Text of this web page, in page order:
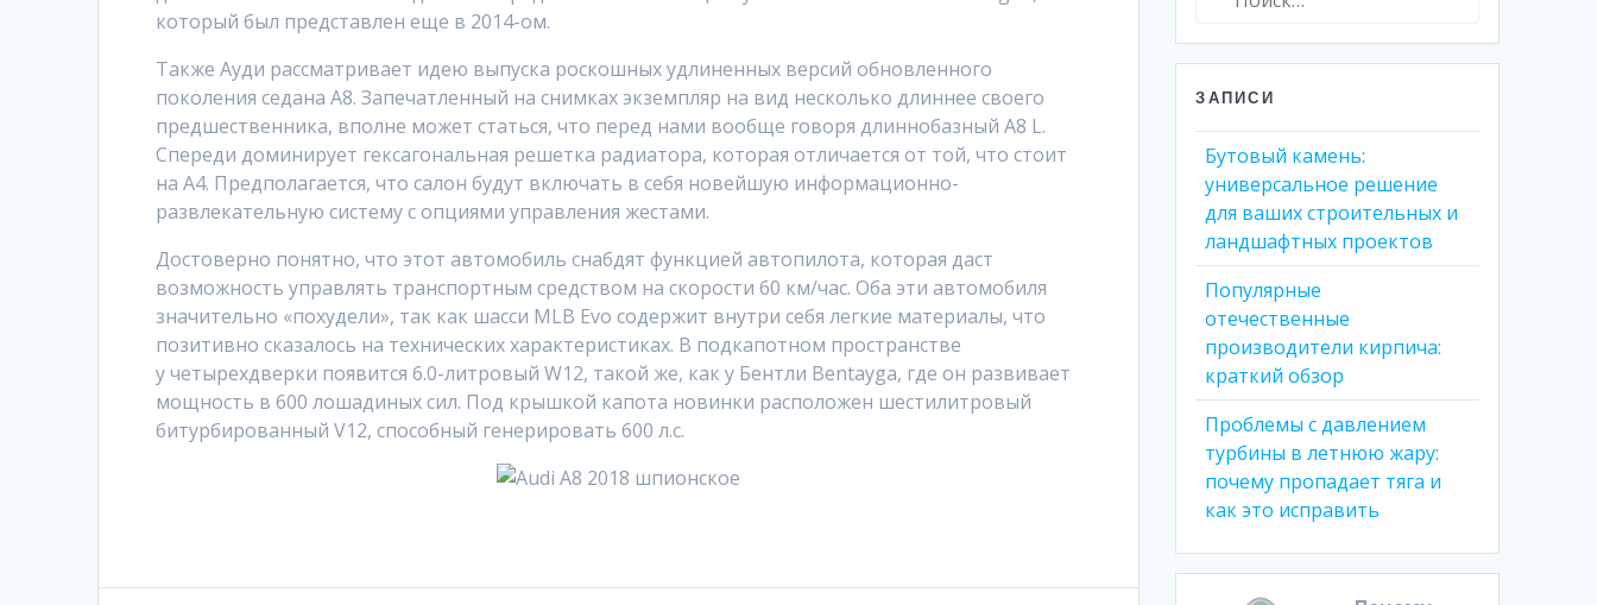
который был представлен еще в 2014-ом.
Также Ауди рассматривает идею выпуска роскошных удлиненных версий обновленного
поколения седана A8. Запечатленный на снимках экземпляр на вид несколько длиннее своего
предшественника, вполне может статься, что перед нами вообще говоря длиннобазный A8 L.
Спереди доминирует гексагональная решетка радиатора, которая отличается от той, что стоит
на A4. Предполагается, что салон будут включать в себя новейшую информационно-
развлекательную систему с опциями управления жестами.
Достоверно понятно, что этот автомобиль снабдят функцией автопилота, которая даст
возможность управлять транспортным средством на скорости 60 км/час. Оба эти автомобиля
значительно «похудели», так как шасси MLB Evo содержит внутри себя легкие материалы, что
позитивно сказалось на технических характеристиках. В подкапотном пространстве
у четырехдверки появится 6.0-литровый W12, такой же, как у Бентли Bentayga, где он развивает
мощность в 600 лошадиных сил. Под крышкой капота новинки расположен шестилитровый
битурбированный V12, способный генерировать 600 л.с.
ЗАПИСИ
Бутовый камень:
универсальное решение
для ваших строительных и
ландшафтных проектов
Популярные
отечественные
производители кирпича:
краткий обзор
Проблемы с давлением
турбины в летнюю жару:
почему пропадает тяга и
как это исправить